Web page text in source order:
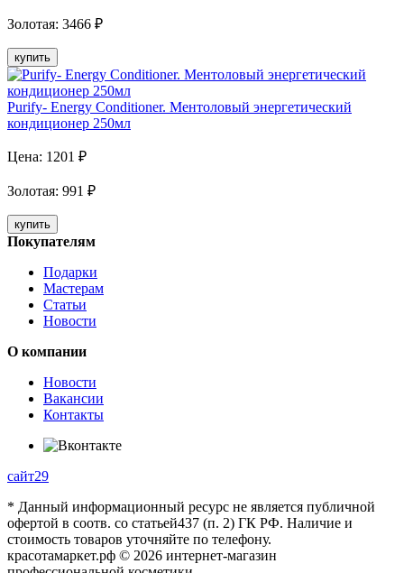
Золотая: 3466 ₽
купить
Purify- Energy Conditioner. Ментоловый энергетический
кондиционер 250мл
Цена: 1201 ₽
Золотая: 991 ₽
купить
Покупателям
Подарки
Мастерам
Статьи
Новости
О компании
Новости
Вакансии
Контакты
сайт29
* Данный информационный ресурс не является публичной
офертой в соотв. со статьей437 (п. 2) ГК РФ. Наличие и
стоимость товаров уточняйте по телефону.
красотамаркет.рф © 2026 интернет-магазин